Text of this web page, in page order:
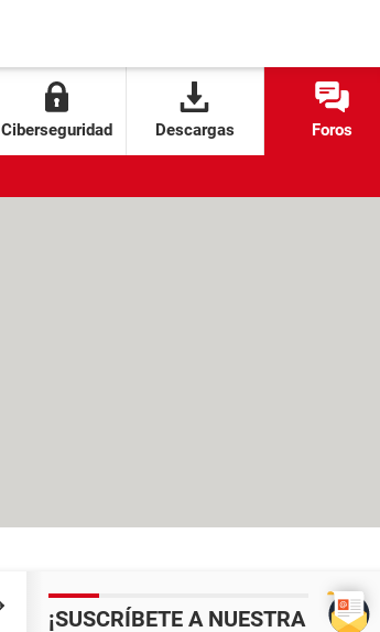
Ciberseguridad Descargas Foros
¡SUSCRÍBETE A NUESTRA